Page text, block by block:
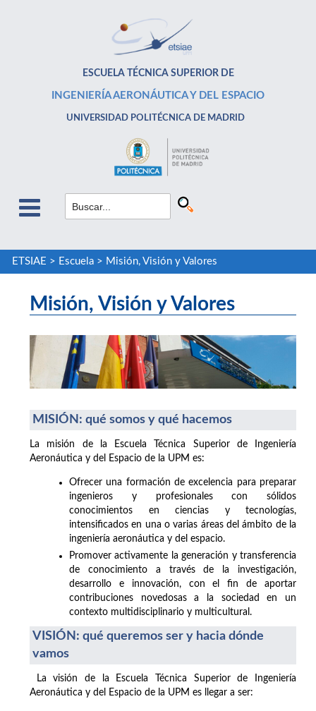
ESCUELA TÉCNICA SUPERIOR DE
INGENIERÍA AERONÁUTICA Y DEL ESPACIO
UNIVERSIDAD POLITÉCNICA DE MADRID
ETSIAE > Escuela> Misión, Visión y Valores
Misión, Visión y Valores
MISIÓN: qué somos y qué hacemos
La misión de la Escuela Técnica Superior de Ingeniería
Aeronáutica y del Espacio de la UPM es:
Ofrecer una formación de excelencia para preparar
ingenieros y profesionales con sólidos
conocimientos en ciencias y tecnologías,
intensificados en una o varias áreas del ámbito de la
ingeniería aeronáutica y del espacio.
Promover activamente la generación y transferencia
de conocimiento a través de la investigación,
desarrollo e innovación, con el fin de aportar
contribuciones novedosas a la sociedad en un
contexto multidisciplinario y multicultural.
VISIÓN: qué queremos ser y hacia dónde
vamos
La visión de la Escuela Técnica Superior de Ingeniería
Aeronáutica y del Espacio de la UPM es llegar a ser: